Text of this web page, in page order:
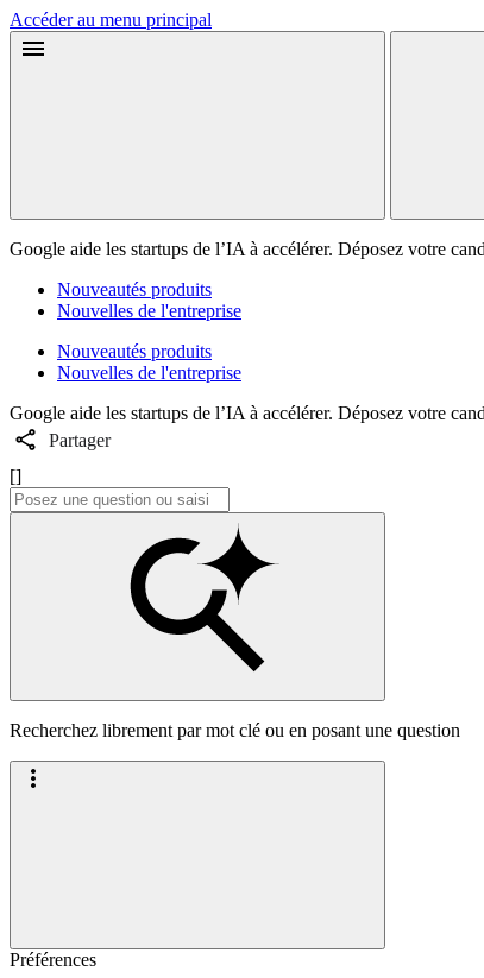
Accéder au menu principal
Google aide les startups de l’IA à accélérer. Déposez votre
Nouveautés produits
Nouvelles de l'entreprise
Nouveautés produits
Nouvelles de l'entreprise
Google aide les startups de l’IA à accélérer. Déposez votre
Partager
[]
Recherchez librement par mot clé ou en posant une question
Préférences